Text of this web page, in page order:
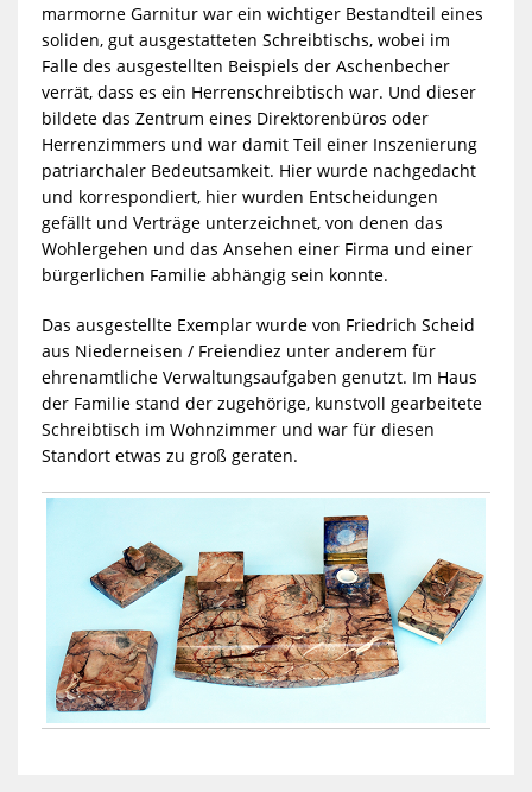
marmorne Garnitur war ein wichtiger Bestandteil eines
soliden, gut ausgestatteten Schreibtischs, wobei im
Falle des ausgestellten Beispiels der Aschenbecher
verrät, dass es ein Herrenschreibtisch war. Und dieser
bildete das Zentrum eines Direktorenbüros oder
Herrenzimmers und war damit Teil einer Inszenierung
patriarchaler Bedeutsamkeit. Hier wurde nachgedacht
und korrespondiert, hier wurden Entscheidungen
gefällt und Verträge unterzeichnet, von denen das
Wohlergehen und das Ansehen einer Firma und einer
bürgerlichen Familie abhängig sein konnte.
Das ausgestellte Exemplar wurde von Friedrich Scheid
aus Niederneisen / Freiendiez unter anderem für
ehrenamtliche Verwaltungsaufgaben genutzt. Im Haus
der Familie stand der zugehörige, kunstvoll gearbeitete
Schreibtisch im Wohnzimmer und war für diesen
Standort etwas zu groß geraten.